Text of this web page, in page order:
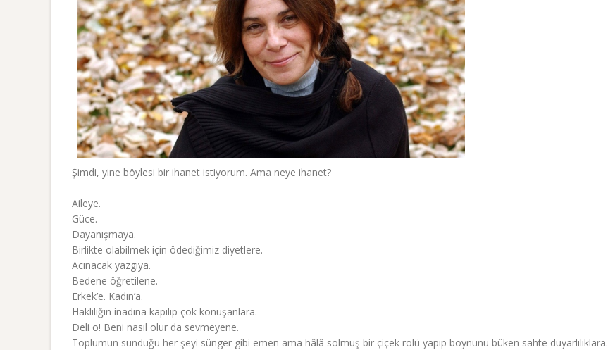
Şimdi, yine böylesi bir ihanet istiyorum. Ama neye ihanet?
Aileye.
Güce.
Dayanışmaya.
Birlikte olabilmek için ödediğimiz diyetlere.
Acınacak yazgıya.
Bedene öğretilene.
Erkek’e. Kadın’a.
Haklılığın inadına kapılıp çok konuşanlara.
Deli o! Beni nasıl olur da sevmeyene.
Toplumun sunduğu her şeyi sünger gibi emen ama hâlâ solmuş bir çiçek rolü yapıp boynunu büken sahte duyarlılıklara.